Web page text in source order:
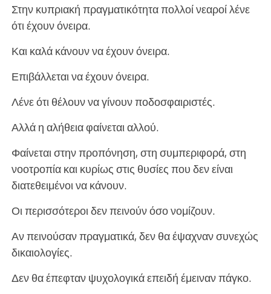
Στην κυπριακή πραγματικότητα πολλοί νεαροί λένε
ότι έχουν όνειρα.
Και καλά κάνουν να έχουν όνειρα.
Επιβάλλεται να έχουν όνειρα.
Λένε ότι θέλουν να γίνουν ποδοσφαιριστές.
Αλλά η αλήθεια φαίνεται αλλού.
Φαίνεται στην προπόνηση, στη συμπεριφορά, στη
νοοτροπία και κυρίως στις θυσίες που δεν είναι
διατεθειμένοι να κάνουν.
Οι περισσότεροι δεν πεινούν όσο νομίζουν.
Αν πεινούσαν πραγματικά, δεν θα έψαχναν συνεχώς
δικαιολογίες.
Δεν θα έπεφταν ψυχολογικά επειδή έμειναν πάγκο.